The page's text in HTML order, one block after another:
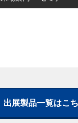
出展製品一覧はこ